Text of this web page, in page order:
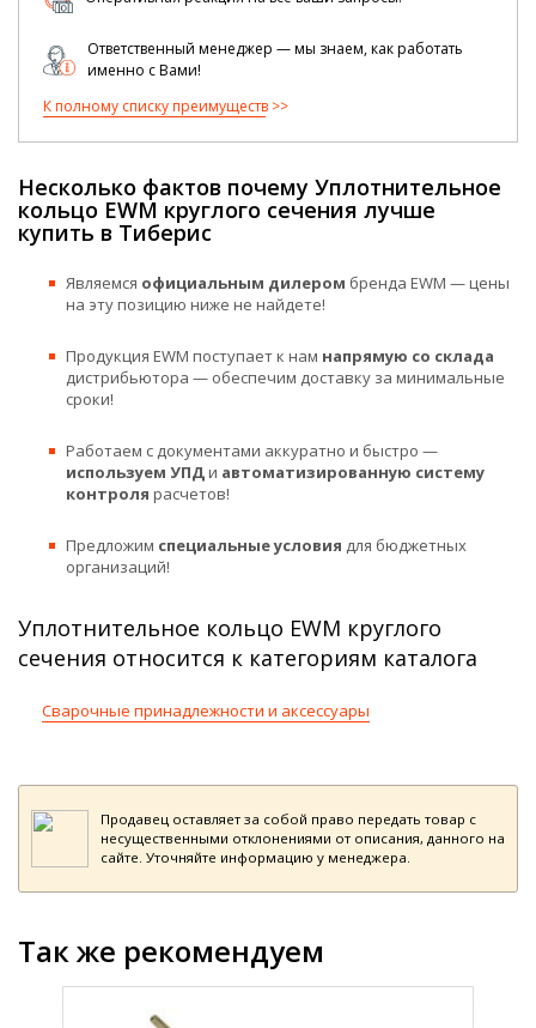
Ответственный менеджер — мы знаем, как работать
именно с Вами!
К полному списку преимуществ
Несколько фактов почему Уплотнительное
кольцо EWM круглого сечения лучше
купить в Тиберис
Являемся официальным дилером бренда EWM — цены
на эту позицию ниже не найдете!
Продукция EWM поступает к нам напрямую со склада
дистрибьютора — обеспечим доставку за минимальные
сроки!
Работаем с документами аккуратно и быстро —
используем УПДи автоматизированную систему
контроля расчетов!
Предложим специальные условия для бюджетных
организаций!
Уплотнительное кольцо EWM круглого
сечения относится к категориям каталога
Сварочные принадлежности и аксессуары
Продавец оставляет за собой право передать товар с
несущественными отклонениями от описания, данного на
сайте. Уточняйте информацию у менеджера.
Так же рекомендуем